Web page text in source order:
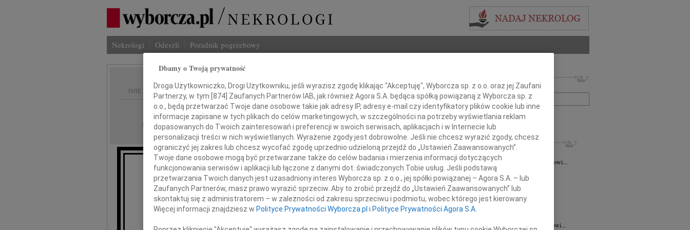
Nekrologi Odeszli Poradnik pogrzebowy
IMIĘ I NAZWISKO:
REGION: Lublin
DATA EMISJI: 02.09.2024
Wyrazy szczerego i głębokiego współczucia
Panu
Imię i nazwisko lub numer ogłoszenia:
+ szukanie zaawansowane
INNE NEKROLOGI
Ewa Staśkiewicz 03.08.2026
Panu Profesorowi Grzegorzowi Staśkiewiczowi...
03.08.2026Lublin
Panu dr hab. n. med. Grzegorzowi...
31.07.2026
Lublin
Wyrazy głębokiego współczucia dla dr...
31.07.2026
Naszemu Koledze dr hab. n. med. Grzegorzowi...
Dbamy o Twoją prywatność
Droga Użytkowniczko, Drogi Użytkowniku, jeśli wyrazisz zgodę klikając "Akceptuję", Wyborcza sp. z o.o. oraz jej Zaufani
Partnerzy, w tym [874] Zaufanych Partnerów IAB, jak również Agora S.A. będąca spółką powiązaną z Wyborcza sp. z
o.o., będą przetwarzać Twoje dane osobowe takie jak adresy IP, adresy e-mail czy identyfikatory plików cookie lub inne
informacje zapisane w tych plikach do celów marketingowych, w szczególności na potrzeby wyświetlania reklam
dopasowanych do Twoich zainteresowań i preferencji w swoich serwisach, aplikacjach i w Internecie lub
personalizacji treści w nich wyświetlanych. Wyrażenie zgody jest dobrowolne. Jeśli nie chcesz wyrazić zgody, chcesz
ograniczyć jej zakres lub chcesz wycofać zgodę uprzednio udzieloną przejdź do „Ustawień Zaawansowanych”.
Twoje dane osobowe mogą być przetwarzane także do celów badania i mierzenia informacji dotyczących
funkcjonowania serwisów i aplikacji lub łączone z danymi dot. świadczonych Tobie usług. Jeśli podstawą
przetwarzania Twoich danych jest uzasadniony interes Wyborcza sp. z o.o., jej spółki powiązanej – Agora S.A. – lub
Zaufanych Partnerów, masz prawo wyrazić sprzeciw. Aby to zrobić przejdź do „Ustawień Zaawansowanych” lub
skontaktuj się z administratorem – w zależności od zakresu sprzeciwu i podmiotu, wobec którego jest kierowany.
Więcej informacji znajdziesz w Polityce Prywatności Wyborcza.pl i Polityce Prywatności Agora S.A.